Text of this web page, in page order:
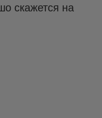
скажется на